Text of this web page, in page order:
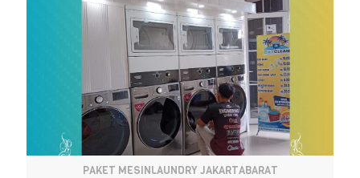
PAKET MESINLAUNDRY JAKARTABARAT